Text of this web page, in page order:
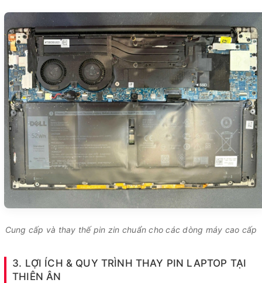
Cung cấp và thay thế pin zin chuẩn cho các dòng máy cao cấp
3. LỢI ÍCH & QUY TRÌNH THAY PIN LAPTOP TẠI
THIÊN ÂN